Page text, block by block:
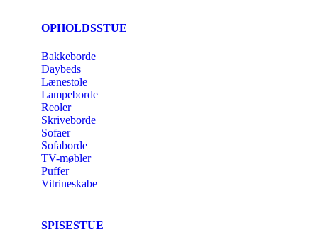
OPHOLDSSTUE
Bakkeborde
Daybeds
Lænestole
Lampeborde
Reoler
Skriveborde
Sofaer
Sofaborde
TV-møbler
Puffer
Vitrineskabe
SPISESTUE